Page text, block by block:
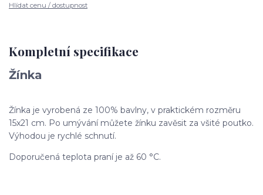
Hlídat cenu / dostupnost
Kompletní specifikace
Žínka
Žínka je vyrobená ze 100% bavlny, v praktickém rozměru
15x21 cm. Po umývání můžete žínku zavěsit za všité poutko.
Výhodou je rychlé schnutí.
Doporučená teplota praní je až 60 °C.